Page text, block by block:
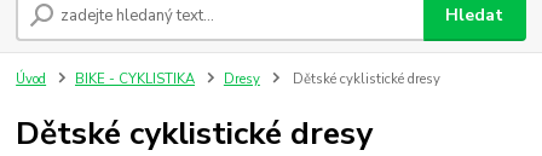
Hledat
Úvod BIKE - CYKLISTIKA Dresy Dětské cyklistické dresy
Dětské cyklistické dresy